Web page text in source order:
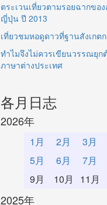
ตระเวนเที่ยวตามรอยฉากขอ
ญี่ปุ่น ปี 2013
เที่ยวชมหอดูดาวที่ฐานสังเกต
ทำไมจึงไม่ควรเขียนวรรณยุก
ภาษาต่างประเทศ
各月日志
2026年
1月 2月 3月
5月
6月 7月
9月
10月 11月
2025年